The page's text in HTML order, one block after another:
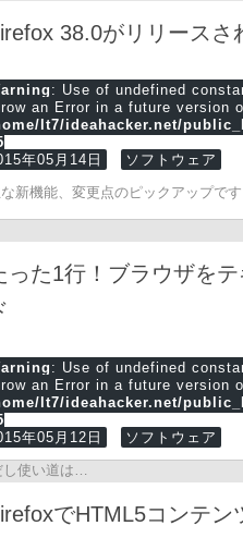
38.0がリリースさ
: Use of undefined
an Error in a future version
lt7/ideahacker.net/
年05月14日
ソフトウェア
新機能、変更点のピックアップで
った1行！ブラウザを
: Use of undefined
an Error in a future version
lt7/ideahacker.net/
年05月12日
ソフトウェア
し使い道は…
でHTML5コンテ